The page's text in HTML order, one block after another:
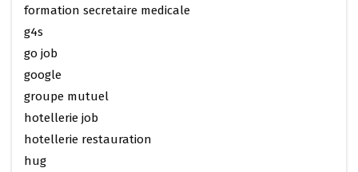
formation secretaire medicale
g4s
go job
google
groupe mutuel
hotellerie job
hotellerie restauration
hug